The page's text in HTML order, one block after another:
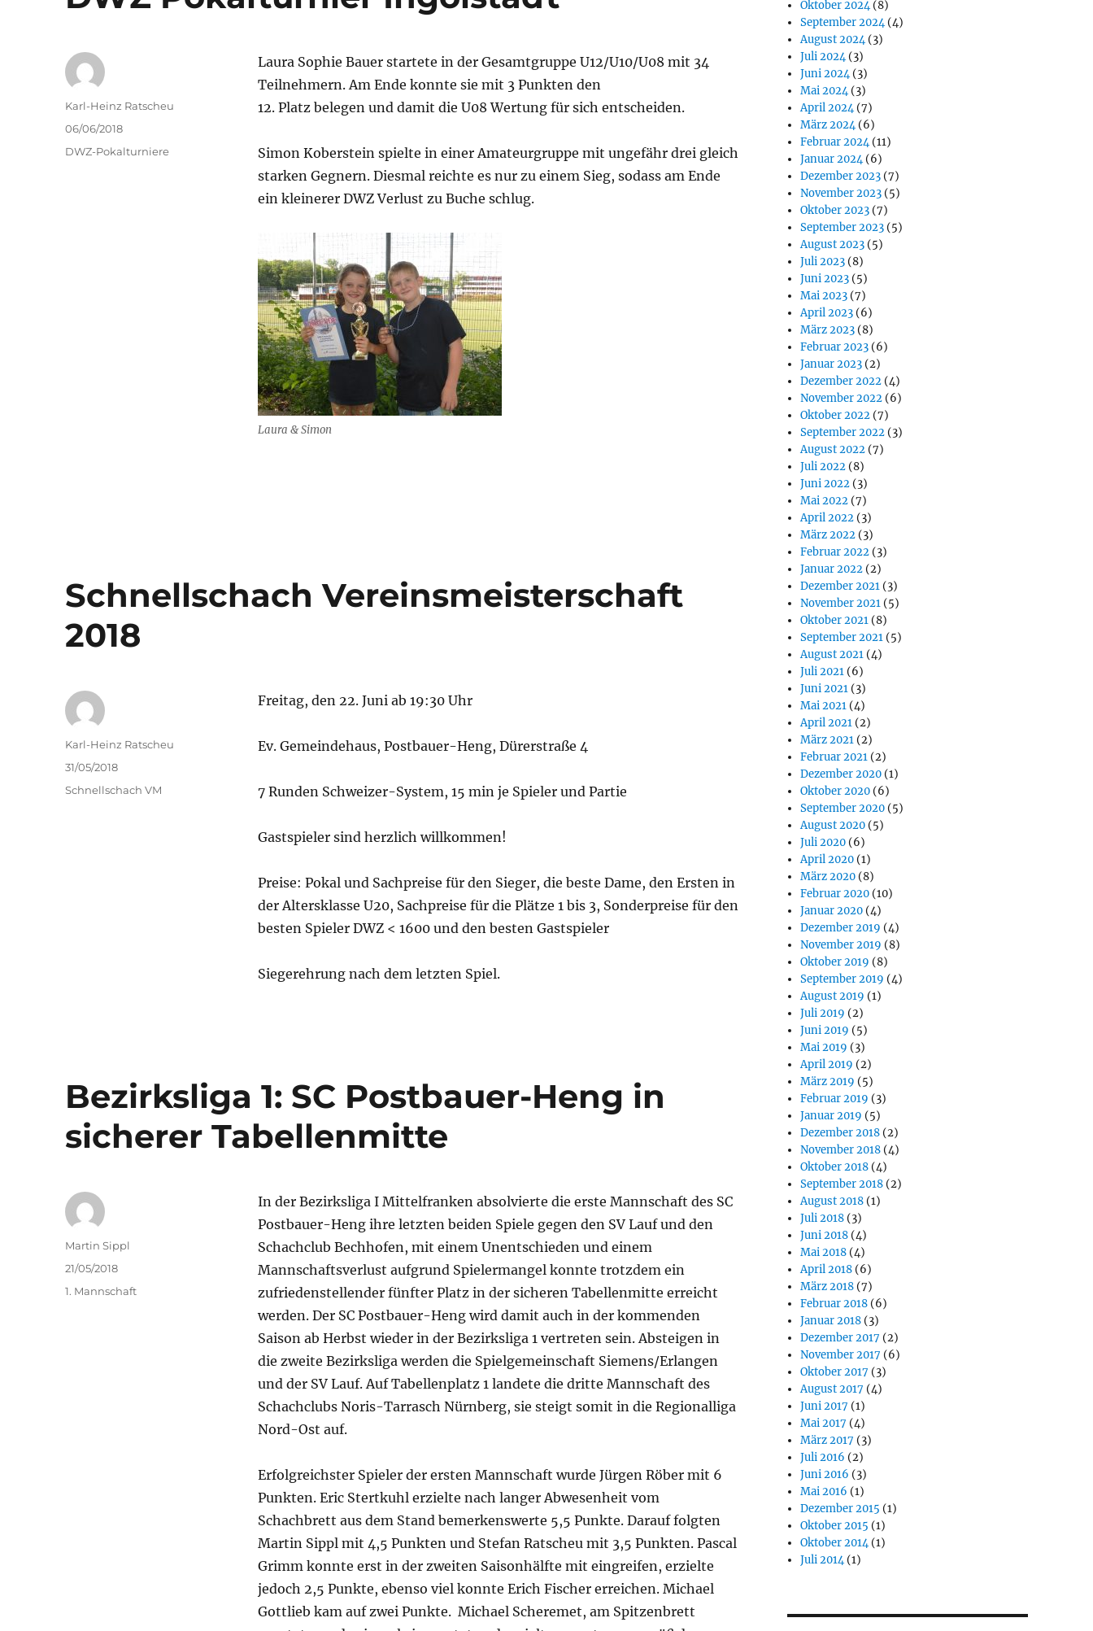
Laura Sophie Bauer startete in der Gesamtgruppe U12/U10/U08 mit 34
Teilnehmern. Am Ende konnte sie mit 3 Punkten den
12. Platz belegen und damit die U08 Wertung für sich entscheiden.
Simon Koberstein spielte in einer Amateurgruppe mit ungefähr drei gleich
starken Gegnern. Diesmal reichte es nur zu einem Sieg, sodass am Ende
ein kleinerer DWZ Verlust zu Buche schlug.
Laura & Simon
Autor
Karl-Heinz Ratscheu
Veröffentlicht
06/06/2018
Kategorien
DWZ-Pokalturniere
Schnellschach Vereinsmeisterschaft
2018
Freitag, den 22. Juni ab 19:30 Uhr
Ev. Gemeindehaus, Postbauer-Heng, Dürerstraße 4
7 Runden Schweizer-System, 15 min je Spieler und Partie
Gastspieler sind herzlich willkommen!
Preise: Pokal und Sachpreise für den Sieger, die beste Dame, den Ersten in
der Altersklasse U20, Sachpreise für die Plätze 1 bis 3, Sonderpreise für den
besten Spieler DWZ < 1600 und den besten Gastspieler
Siegerehrung nach dem letzten Spiel.
Autor
Karl-Heinz Ratscheu
Veröffentlicht
am
31/05/2018
Kategorien
Schnellschach VM
Bezirksliga 1: SC Postbauer-Heng in
sicherer Tabellenmitte
In der Bezirksliga I Mittelfranken absolvierte die erste Mannschaft des SC
Postbauer-Heng ihre letzten beiden Spiele gegen den SV Lauf und den
Schachclub Bechhofen, mit einem Unentschieden und einem
Mannschaftsverlust aufgrund Spielermangel konnte trotzdem ein
zufriedenstellender fünfter Platz in der sicheren Tabellenmitte erreicht
werden. Der SC Postbauer-Heng wird damit auch in der kommenden
Saison ab Herbst wieder in der Bezirksliga 1 vertreten sein. Absteigen in
die zweite Bezirksliga werden die Spielgemeinschaft Siemens/Erlangen
und der SV Lauf. Auf Tabellenplatz 1 landete die dritte Mannschaft des
Schachclubs Noris-Tarrasch Nürnberg, sie steigt somit in die Regionalliga
Nord-Ost auf.
Erfolgreichster Spieler der ersten Mannschaft wurde Jürgen Röber mit 6
Punkten. Eric Stertkuhl erzielte nach langer Abwesenheit vom
Schachbrett aus dem Stand bemerkenswerte 5,5 Punkte. Darauf folgten
Martin Sippl mit 4,5 Punkten und Stefan Ratscheu mit 3,5 Punkten. Pascal
Grimm konnte erst in der zweiten Saisonhälfte mit eingreifen, erzielte
jedoch 2,5 Punkte, ebenso viel konnte Erich Fischer erreichen. Michael
Gottlieb kam auf zwei Punkte. Michael Scheremet, am Spitzenbrett
Autor
Martin Sippl
Veröffentlicht
21/05/2018
Kategorien
1. Mannschaft
Oktober 2024(8)
September 2024(4)
August 2024(3)
Juli 2024(3)
Juni 2024(3)
Mai 2024(3)
April 2024(7)
März 2024(6)
Februar 2024(11)
Januar 2024(6)
Dezember 2023 (7)
November 2023 (5)
Oktober 2023 (7)
September 2023 (5)
August 2023 (5)
Juli 2023 (8)
Juni 2023 (5)
Mai 2023 (7)
April 2023 (6)
März 2023 (8)
Februar 2023 (6)
Januar 2023 (2)
Dezember 2022 (4)
November 2022 (6)
Oktober 2022 (7)
September 2022 (3)
August 2022 (7)
Juli 2022 (8)
Juni 2022 (3)
Mai 2022 (7)
April 2022 (3)
März 2022 (3)
Februar 2022 (3)
Januar 2022 (2)
Dezember 2021 (3)
November 2021 (5)
Oktober 2021 (8)
September 2021 (5)
August 2021 (4)
Juli 2021 (6)
Juni 2021 (3)
Mai 2021 (4)
April 2021 (2)
März 2021 (2)
Februar 2021 (2)
Dezember 2020 (1)
Oktober 2020 (6)
September 2020 (5)
August 2020 (5)
Juli 2020 (6)
April 2020 (1)
März 2020 (8)
Februar 2020 (10)
Januar 2020 (4)
Dezember 2019 (4)
November 2019 (8)
Oktober 2019 (8)
September 2019 (4)
August 2019 (1)
Juli 2019 (2)
Juni 2019 (5)
Mai 2019 (3)
April 2019 (2)
März 2019 (5)
Februar 2019 (3)
Januar 2019 (5)
Dezember 2018 (2)
November 2018 (4)
Oktober 2018 (4)
September 2018 (2)
August 2018 (1)
Juli 2018 (3)
Juni 2018 (4)
Mai 2018 (4)
April 2018 (6)
März 2018 (7)
Februar 2018 (6)
Januar 2018 (3)
Dezember 2017 (2)
November 2017 (6)
Oktober 2017 (3)
August 2017 (4)
Juni 2017 (1)
Mai 2017 (4)
März 2017 (3)
Juli 2016 (2)
Juni 2016 (3)
Mai 2016 (1)
Dezember 2015 (1)
Oktober 2015 (1)
Oktober 2014(1)
Juli 2014(1)